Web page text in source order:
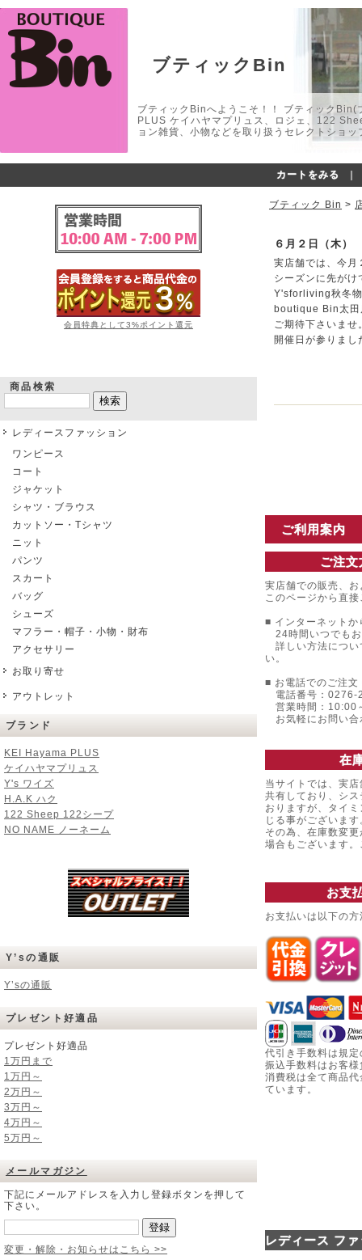
ブティックBin
ブティックBinへようこそ！！ ブティック
PLUS ケイハヤマプリュス、ロジェ、122
ョン雑貨、小物などを取り扱うセレクトショ
カートをみる
会員特典として3%ポイント還元
商品検索
レディースファッション
ワンピース
コート
ジャケット
シャツ・ブラウス
カットソー・Tシャツ
ニット
パンツ
スカート
バッグ
シューズ
マフラー・帽子・小物・財布
アクセサリー
お取り寄せ
アウトレット
ブランド
KEI Hayama PLUS
ケイハヤマプリュス
Y's ワイズ
H.A.K ハク
122 Sheep 122シープ
NO NAME ノーネーム
Y’sの通販
Y’sの通販
プレゼント好適品
プレゼント好適品
1万円まで
1万円～
2万円～
3万円～
4万円～
5万円～
メールマガジン
下記にメールアドレスを入力し登録ボタンを押して
下さい。
変更・解除・お知らせはこちら >>
ブティック Bin >
６月２日（木）
実店舗では、今月
シーズンに先がけ
Y'sforliving秋冬
boutique Bin太田
ご期待下さいませ
開催日が参りま
ご利用案内
ご注
実店舗での販売、
このページから直
■ インターネットか
24時間いつでも
詳しい方法につい
い。
■ お電話でのご注文
電話番号：0276-
営業時間：10:00
お気軽にお問い合
在
当サイトでは、実
共有しており、シ
おりますが、タイ
じる事がございます
その為、在庫数変
場合もございます
お支
お支払いは以下の
代引き手数料は規
振込手数料はお客
消費税は全て商品
ています。
レディース フ